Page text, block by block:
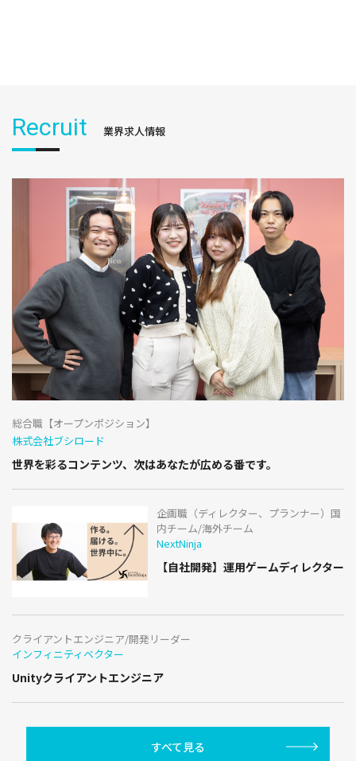
Recruit 業界求人情報
総合職【オープンポジション】
株式会社ブシロード
世界を彩るコンテンツ、次はあなたが広める番です。
企画職（ディレクター、プランナー）国
内チーム/海外チーム
NextNinja
【自社開発】運用ゲームディレクター
クライアントエンジニア/開発リーダー
インフィニティベクター
Unityクライアントエンジニア
すべて見る